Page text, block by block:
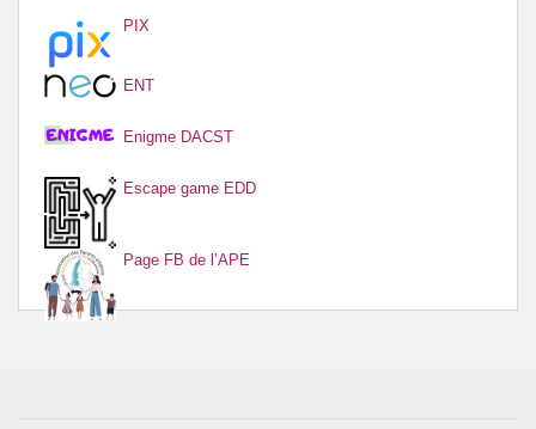
PIX
ENT
Enigme DACST
Escape game EDD
Page FB de l’APE